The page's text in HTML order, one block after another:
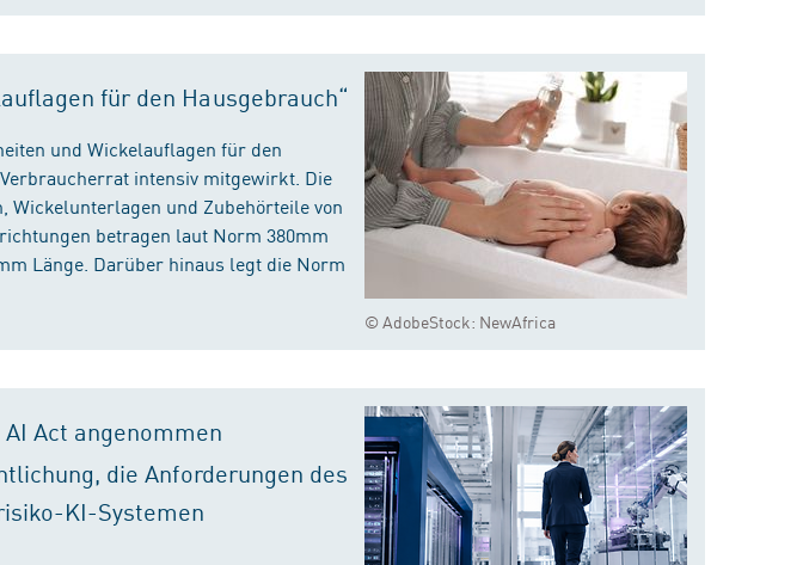
© AdobeStock: NewAfrica
für den Hausgebrauch“
und Wickelauflagen für den
intensiv mitgewirkt. Die
und Zubehörteile von
betragen laut Norm 380mm
Länge. Darüber hinaus legt die Norm
Act angenommen
die Anforderungen des
KI-Systemen